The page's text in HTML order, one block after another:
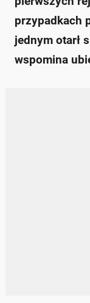
przypadkach
jednym otarł
wspomina